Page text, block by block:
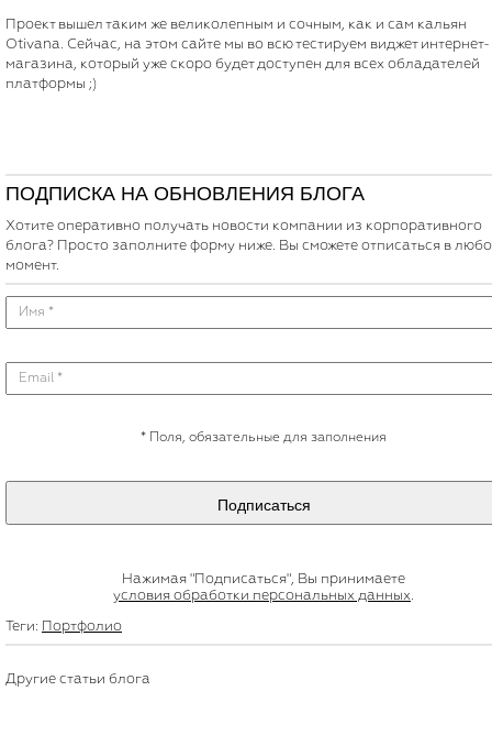
Проект вышел таким же великолепным и сочным, как и сам кальян
Otivana. Сейчас, на этом сайте мы во всю тестируем виджет интернет-
магазина, который уже скоро будет доступен для всех обладателей
платформы ;)
ПОДПИСКА НА ОБНОВЛЕНИЯ БЛОГА
Хотите оперативно получать новости компании из корпоративного
блога? Просто заполните форму ниже. Вы сможете отписаться в
момент.
* Поля, обязательные для заполнения
Подписаться
Нажимая "Подписаться", Вы принимаете
условия обработки персональных данных.
Теги: Портфолио
Другие статьи блога